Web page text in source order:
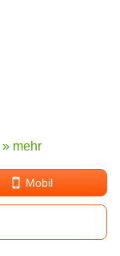
» mehr
Mobil